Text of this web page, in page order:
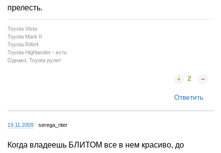
прелесть.
Toyota Vista
Toyota Mark II
Toyota RAV4
Toyota Highlander - есть
Однако, Toyota рулит
2
Ответить
19.11.2009 serega_riter
Когда владеешь БЛИТОМ все в нем красиво, до